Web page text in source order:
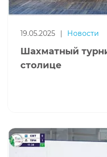
19.05.2025 | Новости
Шахматный
столице